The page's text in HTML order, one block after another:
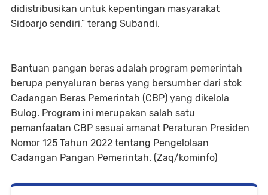
didistribusikan untuk kepentingan masyarakat
Sidoarjo sendiri,” terang Subandi.
Bantuan pangan beras adalah program pemerintah
berupa penyaluran beras yang bersumber dari stok
Cadangan Beras Pemerintah (CBP) yang dikelola
Bulog. Program ini merupakan salah satu
pemanfaatan CBP sesuai amanat Peraturan Presiden
Nomor 125 Tahun 2022 tentang Pengelolaan
Cadangan Pangan Pemerintah. (Zaq/kominfo)